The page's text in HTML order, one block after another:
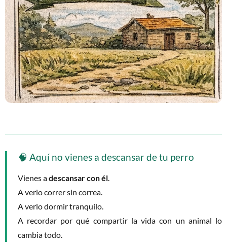
🧠 Aquí no vienes a descansar de tu perro
Vienes adescansar con él.
A verlo correr sin correa.
A verlo dormir tranquilo.
A recordar por qué compartir la vida con un animal lo
cambia todo.